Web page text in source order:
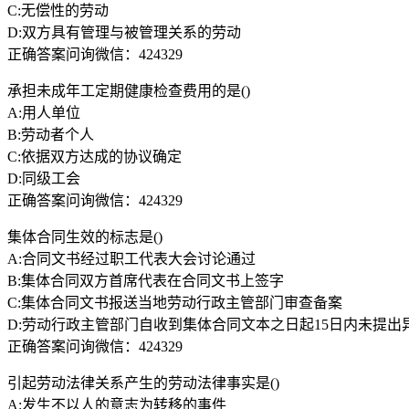
C:无偿性的劳动
D:双方具有管理与被管理关系的劳动
正确答案问询微信：424329
承担未成年工定期健康检查费用的是()
A:用人单位
B:劳动者个人
C:依据双方达成的协议确定
D:同级工会
正确答案问询微信：424329
集体合同生效的标志是()
A:合同文书经过职工代表大会讨论通过
B:集体合同双方首席代表在合同文书上签字
C:集体合同文书报送当地劳动行政主管部门审查备案
D:劳动行政主管部门自收到集体合同文本之日起15日内未提出
正确答案问询微信：424329
引起劳动法律关系产生的劳动法律事实是()
A:发生不以人的意志为转移的事件